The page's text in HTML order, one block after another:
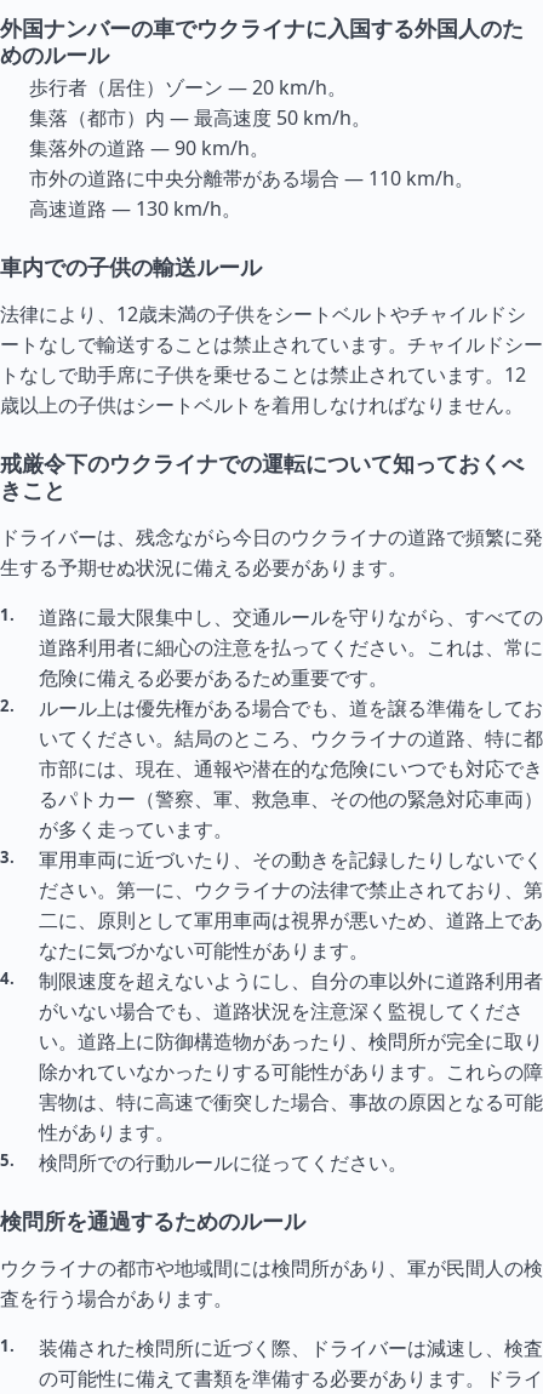
外国ナンバーの車でウクライナに入国する外国人のた
めのルール
歩行者（居住）ゾーン — 20 km/h。
集落（都市）内 — 最高速度 50 km/h。
集落外の道路 — 90 km/h。
市外の道路に中央分離帯がある場合 — 110 km/h。
高速道路 — 130 km/h。
車内での子供の輸送ルール
法律により、12歳未満の子供をシートベルトやチャイルドシ
ートなしで輸送することは禁止されています。チャイルドシー
トなしで助手席に子供を乗せることは禁止されています。12
歳以上の子供はシートベルトを着用しなければなりません。
戒厳令下のウクライナでの運転について知っておくべ
きこと
ドライバーは、残念ながら今日のウクライナの道路で頻繁に発
生する予期せぬ状況に備える必要があります。
道路に最大限集中し、交通ルールを守りながら、すべての
道路利用者に細心の注意を払ってください。これは、常に
危険に備える必要があるため重要です。
ルール上は優先権がある場合でも、道を譲る準備をしてお
いてください。結局のところ、ウクライナの道路、特に都
市部には、現在、通報や潜在的な危険にいつでも対応でき
るパトカー（警察、軍、救急車、その他の緊急対応車両）
が多く走っています。
軍用車両に近づいたり、その動きを記録したりしないでく
ださい。第一に、ウクライナの法律で禁止されており、第
二に、原則として軍用車両は視界が悪いため、道路上であ
なたに気づかない可能性があります。
制限速度を超えないようにし、自分の車以外に道路利用者
がいない場合でも、道路状況を注意深く監視してくださ
い。道路上に防御構造物があったり、検問所が完全に取り
除かれていなかったりする可能性があります。これらの障
害物は、特に高速で衝突した場合、事故の原因となる可能
性があります。
検問所での行動ルールに従ってください。
検問所を通過するためのルール
ウクライナの都市や地域間には検問所があり、軍が民間人の検
査を行う場合があります。
装備された検問所に近づく際、ドライバーは減速し、検査
の可能性に備えて書類を準備する必要があります。ドライ